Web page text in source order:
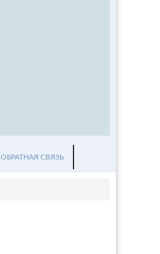
ОБРАТНАЯ СВЯЗЬ